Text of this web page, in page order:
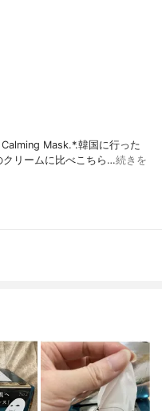
Mask.*.韓国に行った
クリームに比べこちら…続きを